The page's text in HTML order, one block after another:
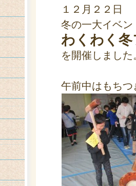
１２月２２日
冬の一大イベン
わくわく
を開催しました
午前中はもち